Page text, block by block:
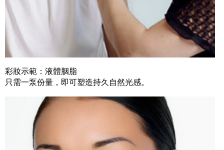
彩妝示範：液體胭脂
只需一泵份量，即可塑造持久自然光感。